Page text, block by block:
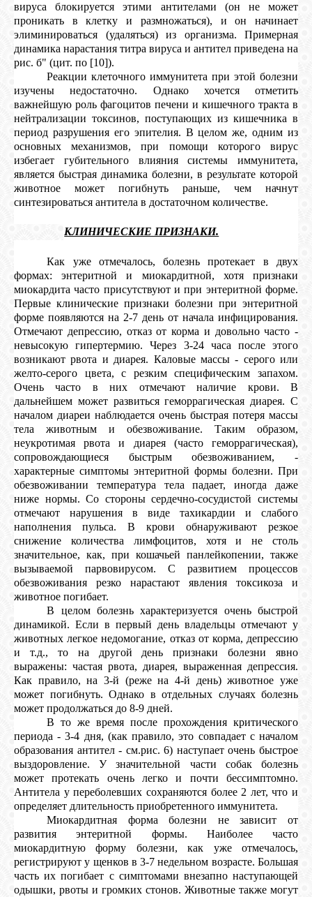
вируса блокируется этими антителами (он не может
проникать в клетку и размножаться), и он начинает
элиминироваться (удаляться) из организма. Примерная
динамика нарастания титра вируса и антител приведена на
рис. б" (цит. по [10]).
Реакции клеточного иммунитета при этой болезни
изучены недостаточно. Однако хочется отметить
важнейшую роль фагоцитов печени и кишечного тракта в
нейтрализации токсинов, поступающих из кишечника в
период разрушения его эпителия. В целом же, одним из
основных механизмов, при помощи которого вирус
избегает губительного влияния системы иммунитета,
является быстрая динамика болезни, в результате которой
животное может погибнуть раньше, чем начнут
синтезироваться антитела в достаточном количестве.
КЛИНИЧЕСКИЕ ПРИЗНАКИ.
Как уже отмечалось, болезнь протекает в двух
формах: энтеритной и миокардитной, хотя признаки
миокардита часто присутствуют и при энтеритной форме.
Первые клинические признаки болезни при энтеритной
форме появляются на 2-7 день от начала инфицирования.
Отмечают депрессию, отказ от корма и довольно часто -
невысокую гипертермию. Через 3-24 часа после этого
возникают рвота и диарея. Каловые массы - серого или
желто-серого цвета, с резким специфическим запахом.
Очень часто в них отмечают наличие крови. В
дальнейшем может развиться геморрагическая диарея. С
началом диареи наблюдается очень быстрая потеря массы
тела животным и обезвоживание. Таким образом,
неукротимая рвота и диарея (часто геморрагическая),
сопровождающиеся быстрым обезвоживанием, -
характерные симптомы энтеритной формы болезни. При
обезвоживании температура тела падает, иногда даже
ниже нормы. Со стороны сердечно-сосудистой системы
отмечают нарушения в виде тахикардии и слабого
наполнения пульса. В крови обнаруживают резкое
снижение количества лимфоцитов, хотя и не столь
значительное, как, при кошачьей панлейкопении, также
вызываемой парвовирусом. С развитием процессов
обезвоживания резко нарастают явления токсикоза и
животное погибает.
В целом болезнь характеризуется очень быстрой
динамикой. Если в первый день владельцы отмечают у
животных легкое недомогание, отказ от корма, депрессию
и т.д., то на другой день признаки болезни явно
выражены: частая рвота, диарея, выраженная депрессия.
Как правило, на 3-й (реже на 4-й день) животное уже
может погибнуть. Однако в отдельных случаях болезнь
может продолжаться до 8-9 дней.
В то же время после прохождения критического
периода - 3-4 дня, (как правило, это совпадает с началом
образования антител - см.рис. 6) наступает очень быстрое
выздоровление. У значительной части собак болезнь
может протекать очень легко и почти бессимптомно.
Антитела у переболевших сохраняются более 2 лет, что и
определяет длительность приобретенного иммунитета.
Миокардитная форма болезни не зависит от
развития энтеритной формы. Наиболее часто
миокардитную форму болезни, как уже отмечалось,
регистрируют у щенков в 3-7 недельном возрасте. Большая
часть их погибает с симптомами внезапно наступающей
одышки, рвоты и громких стонов. Животные также могут